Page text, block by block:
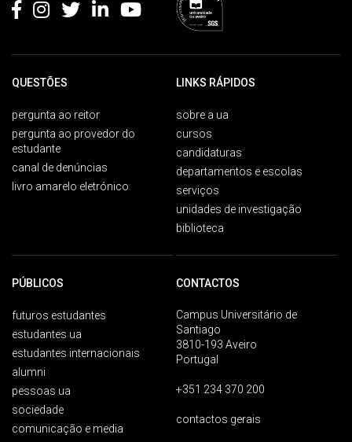
QUESTÕES
pergunta ao reitor
pergunta ao provedor do
estudante
canal de denúncias
livro amarelo eletrónico
LINKS RÁPIDOS
sobre a ua
cursos
candidaturas
departamentos e escolas
serviços
unidades de investigação
biblioteca
PÚBLICOS
futuros estudantes
estudantes ua
estudantes internacionais
alumni
pessoas ua
sociedade
comunicação e media
CONTACTOS
Campus Universitário de
Santiago
3810-193 Aveiro
Portugal
+351 234 370 200
contactos gerais